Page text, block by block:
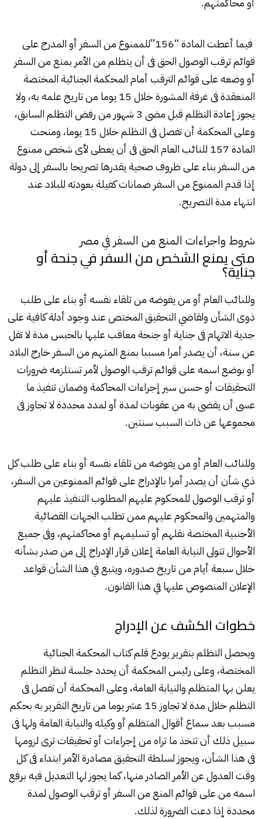
فيما أعطت المادة “156” للممنوع من السفر أو المدرج على
قوائم ترقب الوصول الحق فى أن يتظلم من الأمر بمنع من السفر
أو وضعه على قوائم الترقب أمام المحكمة الجنائية المختصة
المنعقدة فى غرفة المشورة خلال 15 يوما من تاريخ علمه به، ولا
يجوز إعادة التظلم قبل مضى 3 شهور من رفض التظلم السابق،
وعلى المحكمة أن تفصل فى التظلم خلال 15 يوما، ومنحت
المادة 157 للنائب العام الحق فى أن يعطى لأى شخص ممنوع
من السفر بناء على ظروف صحية يقدرها تصريحا بالسفر إلى دولة
إذا قدم الممنوع من السفر ضمانات كفيلة بعودته للبلاد عند
انتهاء مدة التصريح.
شروط واجراءات المنع من السفر في مصر
متى يمنع الشخص من السفر في جنحة أو
جناية؟
وللنائب العام أو من يفوضه من تلقاء نفسه أو بناء على طلب
ذوى الشأن ولقاضي التحقيق المختص عند وجود أدلة كافية على
جدية الاتهام فى جناية أو جنحة معاقب عليها بالحبس مدة لا تقل
عن سنة، أن يصدر أمرا مسببا بمنع المتهم من السفر خارج البلاد
أو بوضع اسمه على قوائم ترقب الوصول لأمر تستلزمه ضرورات
التحقيقات أو حسن سير إجراءات المحاكمة وضمان تنفيذ ما
عسى أن يقضى به من عقوبات لمدة أو لمدد محددة لا تجاوز فى
مجموعها عن ذات السبب سنتين.
وللنائب العام أو من يفوضه من تلقاء نفسه أو بناء على طلب كل
ذي شأن أن يصدر أمرا بالإدراج على قوائم الممنوعين من السفر،
أو ترقب الوصول للمحكوم عليهم المطلوب التنفيذ عليهم
والمتهمين والمحكوم عليهم ممن تطلب الجهات القضائية
الأجنبية المختصة نقلهم أو تسليمهم أو محاكمتهم، وفى جميع
الأحوال تتولى النيابة العامة إعلان قرار الإدراج إلى من صدر بشأنه
خلال سبعة أيام من تاريخ صدوره، ويتبع في هذا الشأن قواعد
الإعلان المنصوص عليها في هذا القانون.
خطوات الكشف عن الإدراج
ويحصل التظلم بتقرير يودع قلم كتاب المحكمة الجنائية
المختصة، وعلى رئيس المحكمة أن يحدد جلسة لنظر التظلم
يعلن بها المتظلم والنيابة العامة، وعلى المحكمة أن تفصل فى
التظلم خلال مدة لا تجاوز 15 عشر يوما من تاريخ التقرير به بحكم
مسبب بعد سماع أقوال المتظلم أو وكيله والنيابة العامة ولها فى
سبيل ذلك أن تتخذ ما تراه من إجراءات أو تحقيقات ترى لزومها
فى هذا الشأن، ويجوز لسلطة التحقيق مصادرة الأمر ابتداء فى كل
وقت العدول عن الأمر الصادر منها، كما يجوز لها التعديل فيه برفع
اسمه من على قوائم المنع من السفر أو ترقب الوصول لمدة
محددة إذا دعت الضرورة لذلك.